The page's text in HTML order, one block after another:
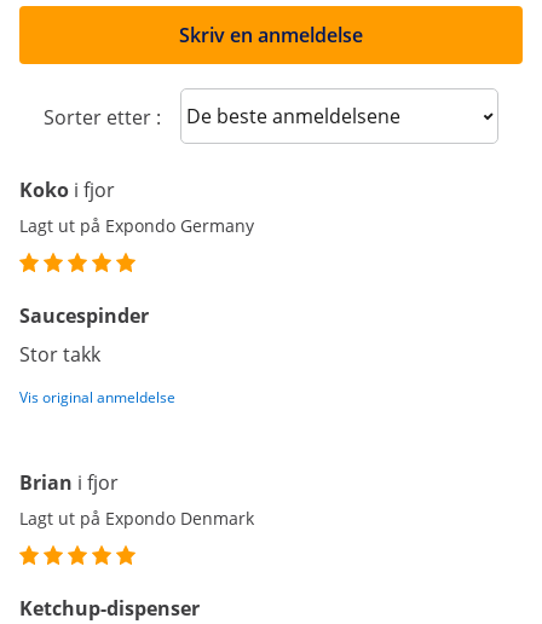
Skriv en anmeldelse
Sorter etter : Sort reviews
Koko i fjor
Lagt ut på Expondo Germany
Saucespinder
Stor takk
Vis original anmeldelse
Brian i fjor
Lagt ut på Expondo Denmark
Ketchup-dispenser